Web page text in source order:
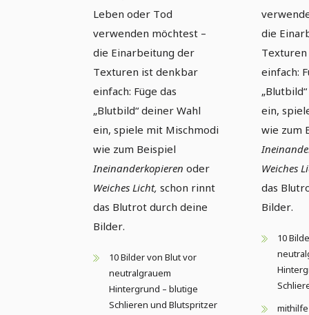
Leben oder Tod
verwenden möchtest –
die Einarbeitung der
Texturen ist denkbar
einfach: Füge das
„Blutbild“ deiner Wahl
ein, spiele mit Mischmodi
wie zum Beispiel
Ineinanderkopieren oder
Weiches Licht, schon rinnt
das Blutrot durch deine
Bilder.
10 Bilder von Blut vor
neutralgrauem
Hintergrund – blutige
Schlieren und Blutspritzer
die
einfach:
ein,
wie zum
Weiches
das
Bilder.
10